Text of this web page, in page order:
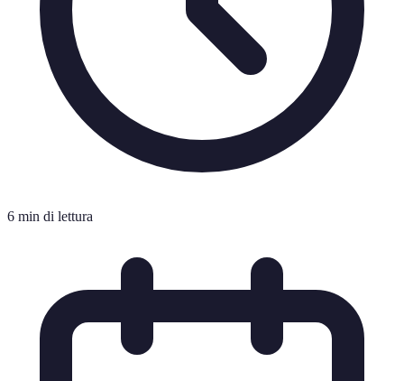
6 min di lettura